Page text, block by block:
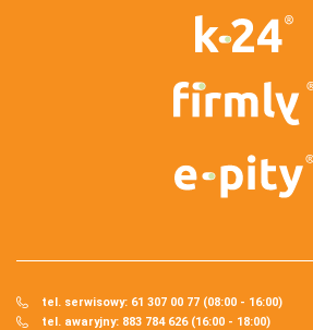
tel. serwisowy: 61 307 00 77 (08:00 - 16:00)
tel. awaryjny: 883 784 626 (16:00 - 18:00)